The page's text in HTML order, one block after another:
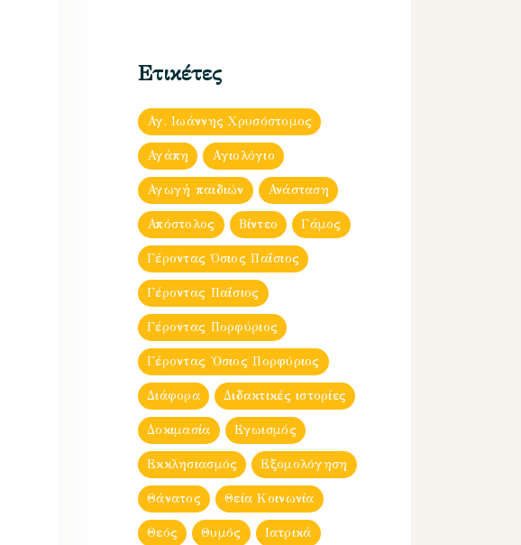
Ετικέτες
Αγ. Ιωάννης Χρυσόστομος
Αγάπη Αγιολόγιο
Αγωγή παιδιών Ανάσταση
Απόστολος Βίντεο Γάμος
Γέροντας Όσιος Παΐσιος
Γέροντας Παΐσιος
Γέροντας Πορφύριος
Γέροντας Ὀσιος Πορφύριος
Διάφορα Διδακτικές ιστορίες
Δοκιμασία Εγωισμός
Εκκλησιασμός Εξομολόγηση
Θάνατος Θεία Κοινωνία
Θεός Θυμός Ιατρικά